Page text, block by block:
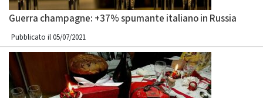
Guerra champagne: +37% spumante italiano in Russia
Pubblicato il 05/07/2021